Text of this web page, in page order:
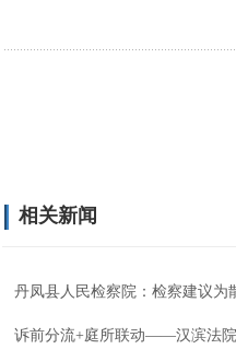
相关新闻
丹凤县人民检察院：检察建议为
诉前分流+庭所联动——汉滨法院